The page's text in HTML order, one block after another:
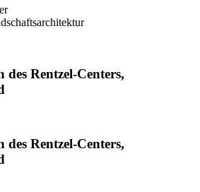
des Rentzel-Centers,
des Rentzel-Centers,